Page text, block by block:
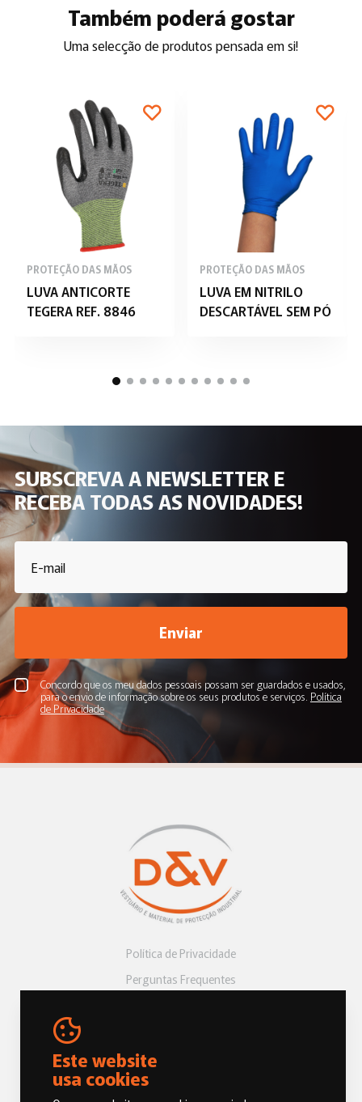
Também poderá gostar
Uma selecção de produtos pensada em si!
PROTEÇÃO DAS MÃOS
LUVA ANTICORTE
TEGERA REF. 8846
PROTEÇÃO DAS MÃOS
LUVA EM NITRILO
DESCARTÁVEL SEM PÓ
SUBSCREVA A NEWSLETTER E
RECEBA TODAS AS NOVIDADES!
Concordo que os meu dados pessoais possam ser guardados e usados,
para o envio de informação sobre os seus produtos e serviços. Política
de Privacidade
Enviar
Política de Privacidade
Perguntas Frequentes
Este website
usa cookies